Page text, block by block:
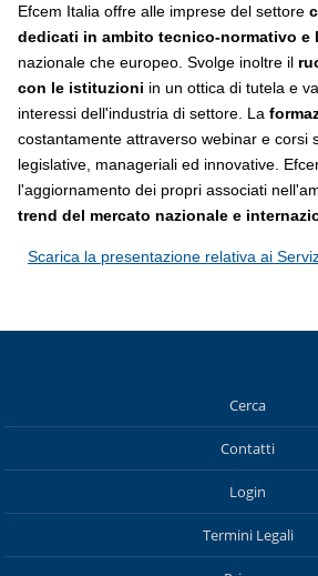
Efcem Italia offre alle imprese del settore
dedicati in ambito tecnico-normativo e
nazionale che europeo. Svolge inoltre il
con le istituzioni in un ottica di tutela e
interessi dell'industria di settore. La
costantamente attraverso webinar e corsi
legislative, manageriali ed innovative.
l'aggiornamento dei propri associati
trend del mercato nazionale e
Scarica la presentazione relativa ai
Cerca
Contatti
Login
Termini Legali